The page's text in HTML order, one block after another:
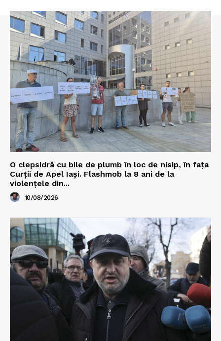
O clepsidră cu bile de plumb în loc de nisip, în fața
Curții de Apel Iași. Flashmob la 8 ani de la
violențele din...
10/08/2026